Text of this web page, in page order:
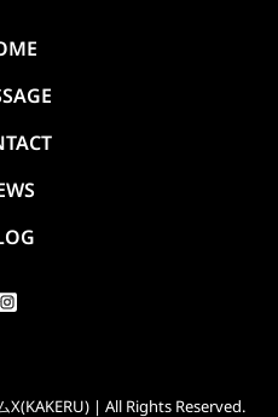
| All Rights Reserved.